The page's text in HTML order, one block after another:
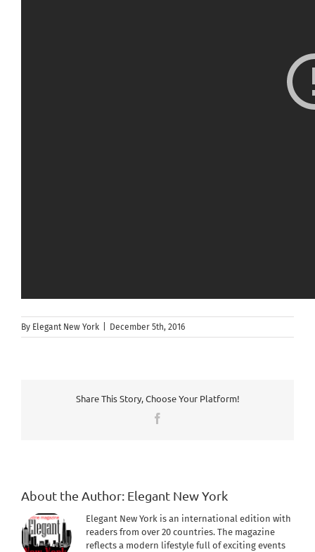
By Elegant New York December 5th, 2016
Share This Story, Choose Your Platform!
About the Author: Elegant New York
Elegant New York is an international edition with
readers from over 20 countries. The magazine
reflects a modern lifestyle full of exciting events